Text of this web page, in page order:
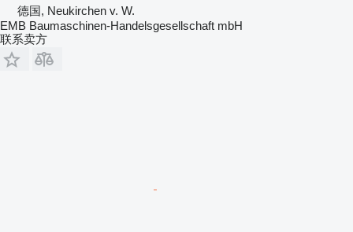
德国, Neukirchen v. W.
EMB Baumaschinen-Handelsgesellschaft mbH
联系卖方